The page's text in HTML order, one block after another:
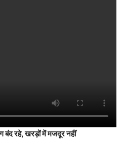
बंद रहे, खरड़ों में मजदूर नहीं